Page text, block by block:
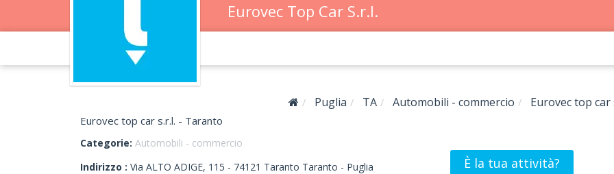
Eurovec Top Car S.r.l.
Puglia TA Automobili - commercio Eurovec top car
Eurovec top car s.r.l. - Taranto
Categorie: Automobili - commercio
Indirizzo : Via ALTO ADIGE, 115 - 74121 Taranto Taranto - Puglia È la tua attività?